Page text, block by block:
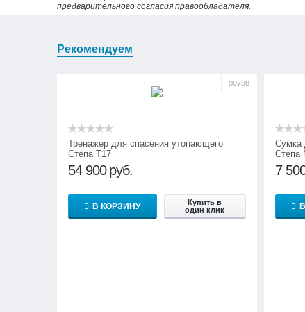
предварительного согласия правообладателя.
Рекомендуем
00788
Тренажер для спасения утопающего
Степа Т17
54 900 руб.
В КОРЗИНУ
Купить в
один клик
Сумка
Стёпа
7